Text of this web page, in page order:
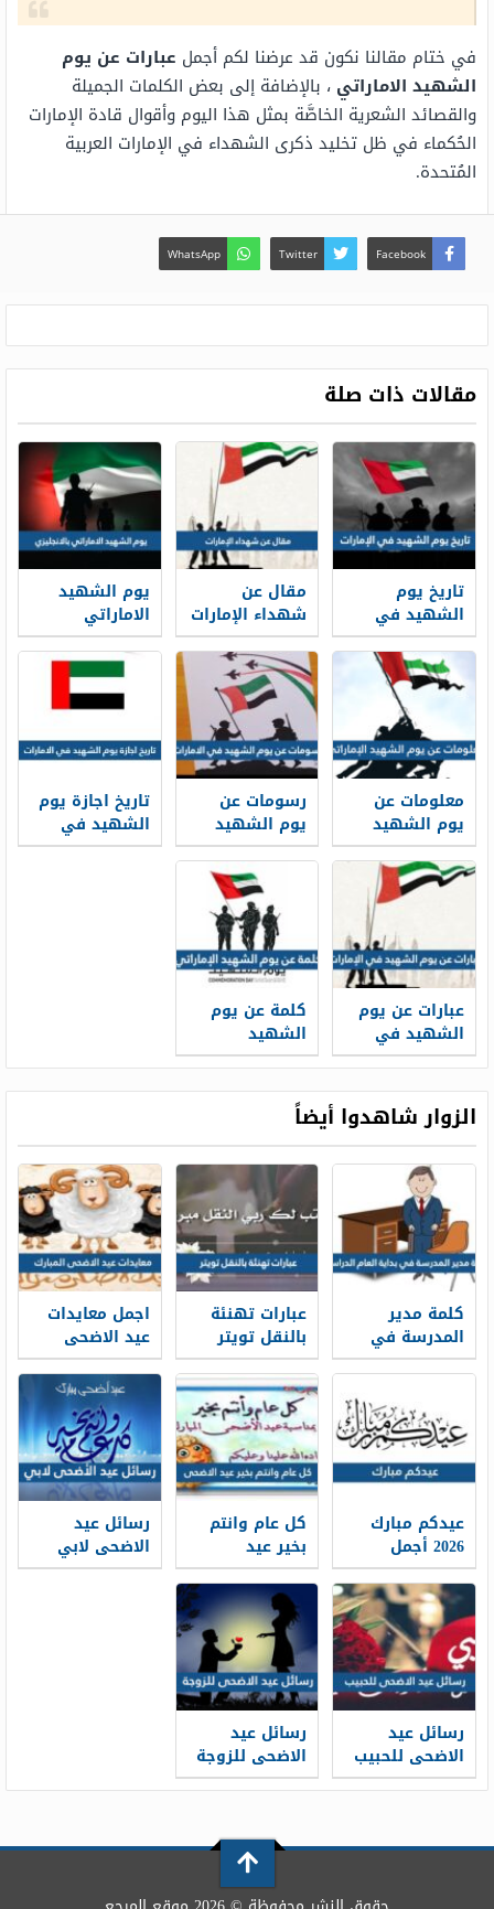
في ختام مقالنا نكون قد عرضنا لكم أجمل عبارات عن يوم
الشهيد الاماراتي ، بالإضافة إلى بعض الكلمات الجميلة
والقصائد الشعرية الخاصَّة بمثل هذا اليوم وأقوال قادة الإمارات
الحُكماء في ظل تخليد ذكرى الشهداء في الإمارات العربية
المُتحدة.
Facebook
Twitter
WhatsApp
مقالات ذات صلة
تاريخ يوم
الشهيد في
الإمارات 2026
مقال عن
شهداء الإمارات
2026 بالعناصر
جاهز للطباعة
يوم الشهيد
الاماراتي
بالانجليزي 2026
كلمة عن ذكرى
يوم الشهيد
الإماراتي
معلومات عن
يوم الشهيد
الإماراتي
رسومات عن
يوم الشهيد
في الامارات
2025 للتلوين
تاريخ اجازة يوم
الشهيد في
الامارات 2024
عبارات عن يوم
الشهيد في
الإمارات 2025
كلمة عن يوم
الشهيد
الإماراتي
للطباعةالزوار شاهدوا أيضاً
كلمة مدير
المدرسة في
بداية العام
الدراسي 1448
جاهزة للطباعة
عبارات تهنئة
بالنقل تويتر
1448 بالصور
اجمل معايدات
عيد الاضحى
المبارك 2026-
1448
عيدكم مبارك
2026 أجمل
كلمات وعبارات
وصور تهنئة
عيد الاضحى
1448
كل عام وانتم
بخير عيد
الاضحى 2026 ،
أجمل معايدات
كل عام وانتم
بخير 1448
رسائل عيد
الاضحى لابي
2026 … اجمل
رسائل عيد
الاضحى للحبيب
قصيرة 2026 ..
لحبيبي 1448
رسائل عيد
الاضحى للزوجة
2026 … مسجات